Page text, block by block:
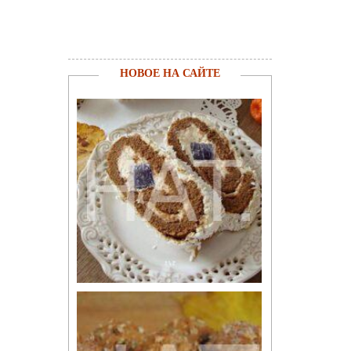
НОВОЕ НА САЙТЕ